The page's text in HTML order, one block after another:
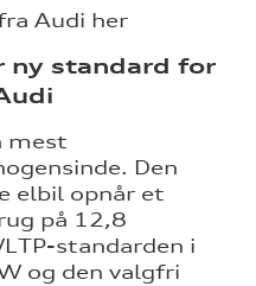
Audi her
standard for
mest
Den
elbil opnår et
på 12,8
standarden i
og den valgfri